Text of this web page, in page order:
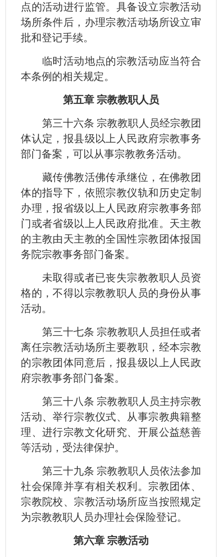
点的活动进行监管。具备设立宗教活动
场所条件后，办理宗教活动场所设立审
批和登记手续。
临时活动地点的宗教活动应当符合
本条例的相关规定。
第五章 宗教教职人员
第三十六条 宗教教职人员经宗教团
体认定，报县级以上人民政府宗教事务
部门备案，可以从事宗教教务活动。
藏传佛教活佛传承继位，在佛教团
体的指导下，依照宗教仪轨和历史定制
办理，报省级以上人民政府宗教事务部
门或者省级以上人民政府批准。天主教
的主教由天主教的全国性宗教团体报国
务院宗教事务部门备案。
未取得或者已丧失宗教教职人员资
格的，不得以宗教教职人员的身份从事
活动。
第三十七条 宗教教职人员担任或者
离任宗教活动场所主要教职，经本宗教
的宗教团体同意后，报县级以上人民政
府宗教事务部门备案。
第三十八条 宗教教职人员主持宗教
活动、举行宗教仪式、从事宗教典籍整
理、进行宗教文化研究、开展公益慈善
等活动，受法律保护。
第三十九条 宗教教职人员依法参加
社会保障并享有相关权利。宗教团体、
宗教院校、宗教活动场所应当按照规定
为宗教教职人员办理社会保险登记。
第六章 宗教活动